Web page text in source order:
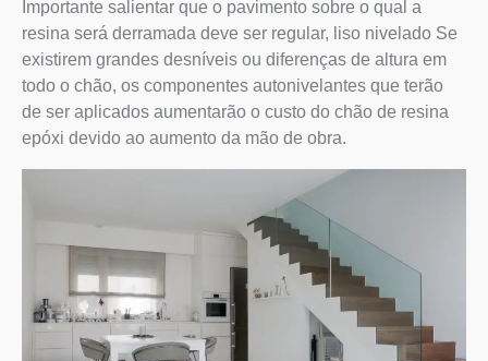
Importante salientar que o pavimento sobre o qual a
resina será derramada deve ser regular, liso nivelado Se
existirem grandes desníveis ou diferenças de altura em
todo o chão, os componentes autonivelantes que terão
de ser aplicados aumentarão o custo do chão de resina
epóxi devido ao aumento da mão de obra.